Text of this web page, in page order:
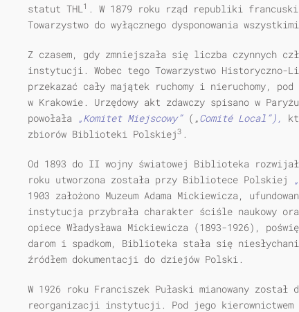
statut THL1 . W 1879 roku rząd republiki
Towarzystwo do wyłącznego dysponowania
Z czasem, gdy zmniejszała się liczba czynnych
instytucji. Wobec tego Towarzystwo
przekazać cały majątek ruchomy i nieruchomy, pod
w Krakowie. Urzędowy akt zdawczy spisano w
powołała „Komitet Miejscowy”(„Comité Local”),
zbiorów Biblioteki Polskiej3 .
Od 1893 do II wojny światowej Biblioteka
roku utworzona została przy Bibliotece Polskiej
1903 założono Muzeum Adama Mickiewicza,
instytucja przybrała charakter ściśle nauko­wy
opiece Władysława Mickiewicza (1893-1926),
darom i spadkom, Biblioteka stała się
źródłem dokumentacji do dziejów Polski.
W 1926 roku Franciszek Pułaski mianowany
reorganizacji instytucji. Pod jego kierownictwem